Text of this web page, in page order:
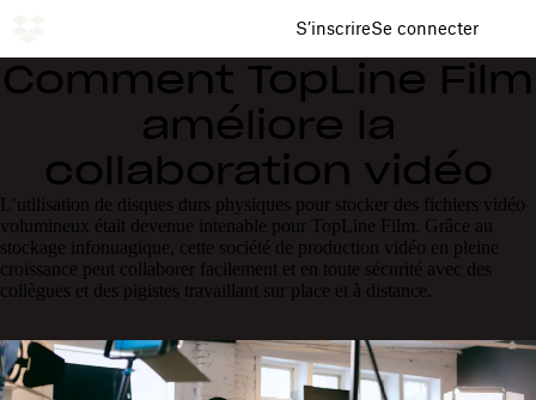
S’inscrireSe connecter
Comment TopLine Film
améliore la
collaboration vidéo
L’utilisation de disques durs physiques pour stocker des fichiers vidéo
volumineux était devenue intenable pour TopLine Film. Grâce au
stockage infonuagique, cette société de production vidéo en pleine
croissance peut collaborer facilement et en toute sécurité avec des
collègues et des pigistes travaillant sur place et à distance.